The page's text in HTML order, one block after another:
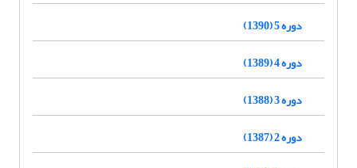
دوره 5 (1390)
دوره 4 (1389)
دوره 3 (1388)
دوره 2 (1387)